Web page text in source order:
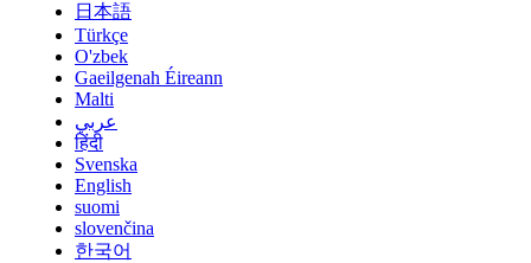
日本語
Türkçe
O'zbek
Gaeilgenah Éireann
Malti
عربي
हिंदी
Svenska
English
suomi
slovenčina
한국어